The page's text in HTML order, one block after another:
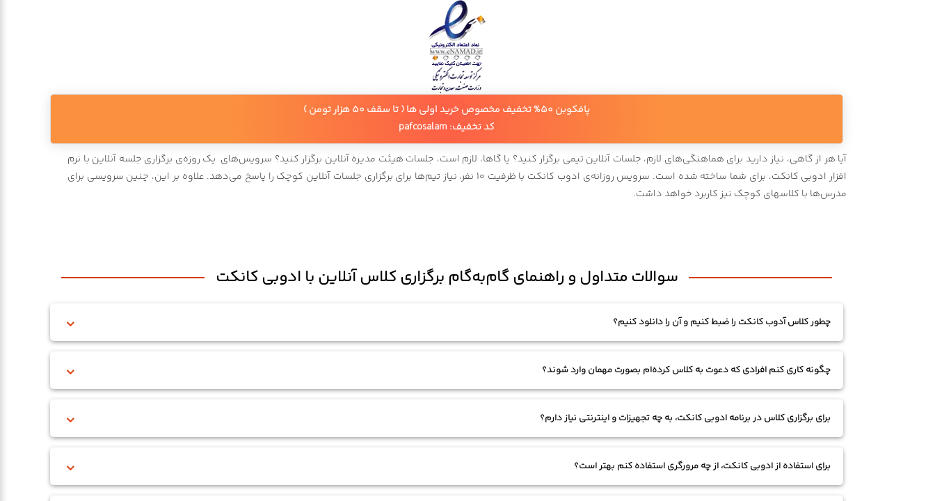
پافکوبن 50% تخفیف مخصوص خرید اولی ها ( تا سقف 50 هزار تومن )
کد تخفیف: pafcosalam
آیا هر از گاهی، نیاز دارید برای هماهنگی‌های لازم، جلسات آنلاین تیمی برگزار کنید؟ یا گاها، لازم است، جلسات هیئت مدیره آنلاین برگزار کنید؟ سرویس‌های یک روزه‌ی برگزاری جلسه آنلاین با نرم
افزار ادوبی کانکت، برای شما ساخته شده است. سرویس روزانه‌ی ادوب کانکت با ظرفیت 10 نفر، نیاز تیم‌ها برای برگزاری جلسات آنلاین کوچک را پاسخ می‌دهد. علاوه بر این، چنین سرویسی برای
مدرس‌ها با کلاسهای کوچک نیز کاربرد خواهد داشت.
سوالات متداول و راهنمای گام‌به‌گام برگزاری کلاس آنلاین با ادوبی کانکت
چطور کلاس آدوب کانکت را ضبط کنیم و آن را دانلود کنیم؟
برای ضبط جلسات مجازی، 4 روش به شما پیشنهاد می‌دهیم:
1. استفاده از پلاگین ضبط که روی مرورگر کروم نصب می‌شوند:
اگر از مرورگر برای ورود به کلاسهای ادوبی کانکت استفاده می‌کنید، این روش بهترین گزینه است
چگونه کاری کنم افرادی که دعوت به کلاس کرده‌ام بصورت مهمان وارد شوند؟
3: افرادی كه در اين حالت،‌ مي‌توانند وارد كلاس ادوبی كانكت شوند: • كاربرانِ ثبت‌شده در پنل • مهمان‌هايي (guest) كه درخواست ورود مي‌دهند و پس از تاييد شما مي‌توانند وارد كلاس
برای برگزاری کلاس در برنامه ادوبی کانکت، به چه تجهیزات و اینترنتی نیاز دارم؟
برای استفاده از ادوبی کانکت، از چه مرورگری استفاده کنم بهتر است؟